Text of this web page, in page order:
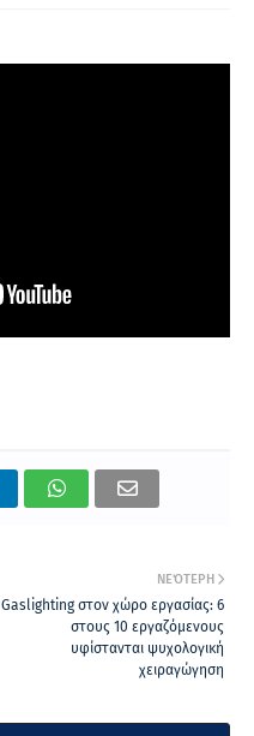
ΝΕΌΤΕΡΗ
Gaslighting στον χώρο εργασίας: 6
στους 10 εργαζόμενους
υφίστανται ψυχολογική
χειραγώγηση